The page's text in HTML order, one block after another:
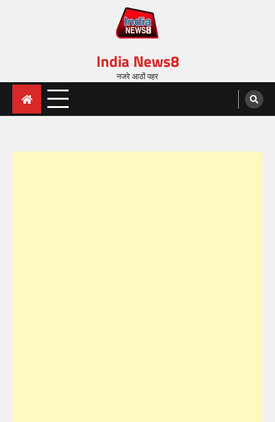
India News8
नजरे आठों पहर